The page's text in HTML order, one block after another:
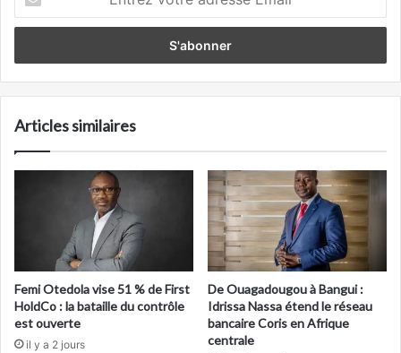
votre
adresse
Articles similaires
Femi Otedola vise 51 % de First
HoldCo : la bataille du contrôle
est ouverte
il y a 2 jours
De Ouagadougou à Bangui :
Idrissa Nassa étend le réseau
bancaire Coris en Afrique
centrale